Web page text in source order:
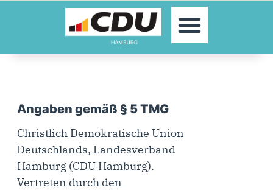
MOIN!
AKTUELLES
KONTAKT
MITGLIED WERDEN!
Angaben gemäß § 5 TMG
Christlich Demokratische Union
Deutschlands, Landesverband
Hamburg (CDU Hamburg).
Vertreten durch den